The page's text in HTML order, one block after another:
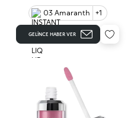
03 Amaranth +1
GELINCE HABER VER